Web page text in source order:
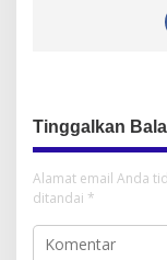
Tinggalkan
Alamat email Anda
ditandai *